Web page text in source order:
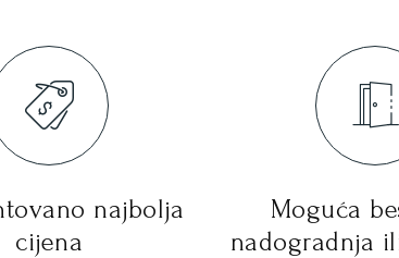
najbolja
cijena
Moguća
nadogradnja